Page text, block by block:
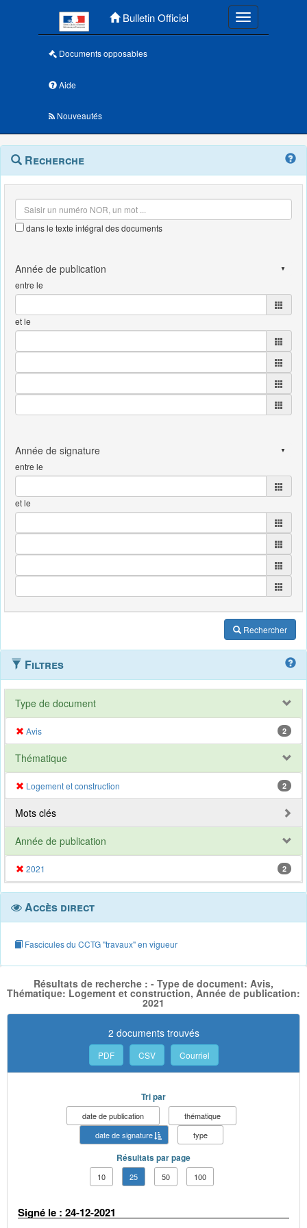
Bulletin Officiel Toggle
Documents opposables
Aide
Nouveautés
Navigation
outils
Menu
contextuel
Recherche
dans le texte intégral des documents
entre le
et le
entre le
et le
Rechercher
Filtres
Type de document
Avis 2
Thématique
Logement et construction 2
Mots clés
Année de publication
2021 2
Accès direct
Fascicules du CCTG "travaux" en vigueur
Résultats de recherche : - Type de document: Avis,
Thématique: Logement et construction, Année de publication:
2021
2 documents trouvés
PDF CSV Courriel
Tri par
date de publication
thématique
date de signature
type
Résultats par page
10 25 50 100
Signé le : 24-12-2021